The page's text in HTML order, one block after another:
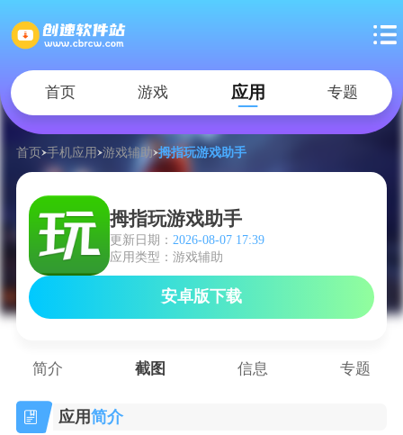
首页 游戏 应用 专题
首页 手机应用 游戏辅助 拇指玩游戏助手
拇指玩游戏助手
更新日期： 2026-08-07 17:39
应用类型：游戏辅助
安卓版下载
简介 截图 信息 专题
应用简介